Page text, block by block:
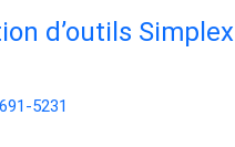
d’outils Simplex
5231